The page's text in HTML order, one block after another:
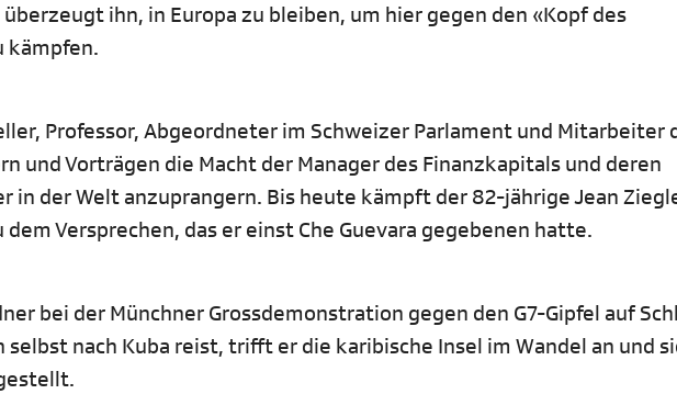
überzeugt ihn, in Europa zu bleiben, um hier gegen den «Kopf des
kämpfen.
Professor, Abgeordneter im Schweizer Parlament und Mitarbeiter
und Vorträgen die Macht der Manager des Finanzkapitals und deren
in der Welt anzuprangern. Bis heute kämpft der 82-jährige Jean
Versprechen, das er einst Che Guevara gegebenen hatte.
bei der Münchner Grossdemonstration gegen den G7-Gipfel auf
selbst nach Kuba reist, trifft er die karibische Insel im Wandel an und